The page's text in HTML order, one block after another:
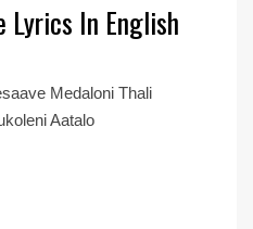
Lyrics In English
Medaloni Thali
Aatalo